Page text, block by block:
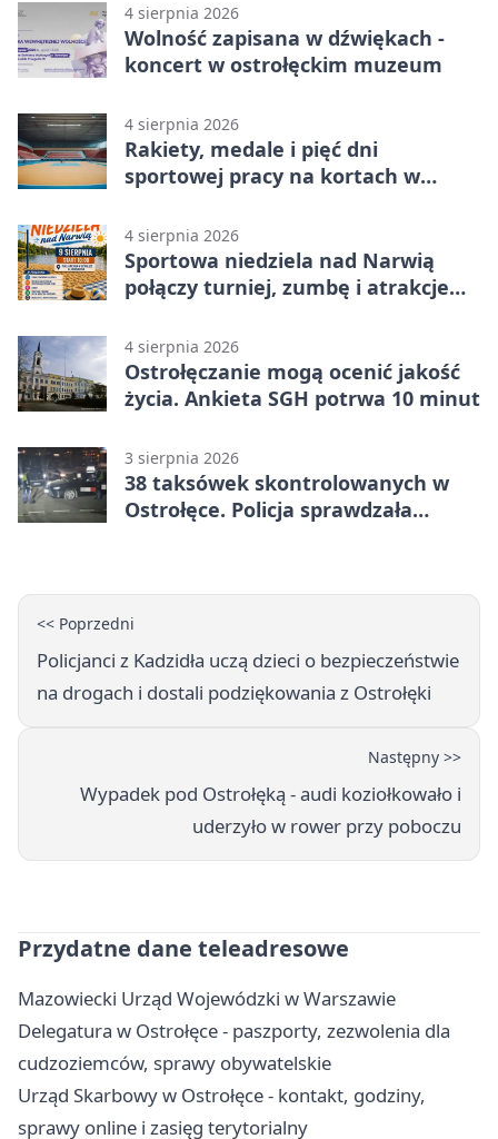
4 sierpnia 2026
Wolność zapisana w dźwiękach -
koncert w ostrołęckim muzeum
4 sierpnia 2026
Rakiety, medale i pięć dni
sportowej pracy na kortach w
4 sierpnia 2026
Sportowa niedziela nad Narwią
połączy turniej, zumbę i atrakcje
4 sierpnia 2026
Ostrołęczanie mogą ocenić jakość
życia. Ankieta SGH potrwa 10 minut
3 sierpnia 2026
38 taksówek skontrolowanych w
Ostrołęce. Policja sprawdzała
<< Poprzedni
Policjanci z Kadzidła uczą dzieci o bezpieczeństwie
na drogach i dostali podziękowania z Ostrołęki
Następny >>
Wypadek pod Ostrołęką - audi koziołkowało i
uderzyło w rower przy poboczu
Przydatne dane teleadresowe
Mazowiecki Urząd Wojewódzki w Warszawie
Delegatura w Ostrołęce - paszporty, zezwolenia dla
cudzoziemców, sprawy obywatelskie
Urząd Skarbowy w Ostrołęce - kontakt, godziny,
sprawy online i zasięg terytorialny